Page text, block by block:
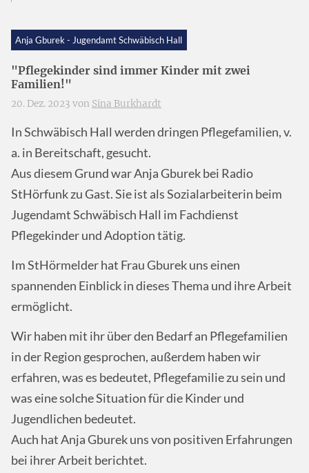
Anja Gburek - Jugendamt Schwäbisch Hall
"Pflegekinder sind immer Kinder mit zwei
Familien!"
20. Dez. 2023 von Sina Burkhardt
In Schwäbisch Hall werden dringen Pflegefamilien, v.
a. in Bereitschaft, gesucht.
Aus diesem Grund war Anja Gburek bei Radio
StHörfunk zu Gast. Sie ist als Sozialarbeiterin beim
Jugendamt Schwäbisch Hall im Fachdienst
Pflegekinder und Adoption tätig.
Im StHörmelder hat Frau Gburek uns einen
spannenden Einblick in dieses Thema und ihre Arbeit
ermöglicht.
Wir haben mit ihr über den Bedarf an Pflegefamilien
in der Region gesprochen, außerdem haben wir
erfahren, was es bedeutet, Pflegefamilie zu sein und
was eine solche Situation für die Kinder und
Jugendlichen bedeutet.
Auch hat Anja Gburek uns von positiven Erfahrungen
bei ihrer Arbeit berichtet.